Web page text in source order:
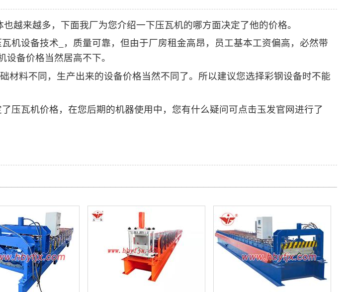
越来越多，下面我厂为您介绍一下压瓦机的哪方面决定了他的价格。
机设备技术_，质量可靠，但由于厂房租金高昂，员工基本工资偏高，必然带
备价格当然居高不下。
材料不同，生产出来的设备价格当然不同了。所以建议您选择彩钢设备时不能
压瓦机价格，在您后期的机器使用中，您有什么疑问可点击玉发官网进行了